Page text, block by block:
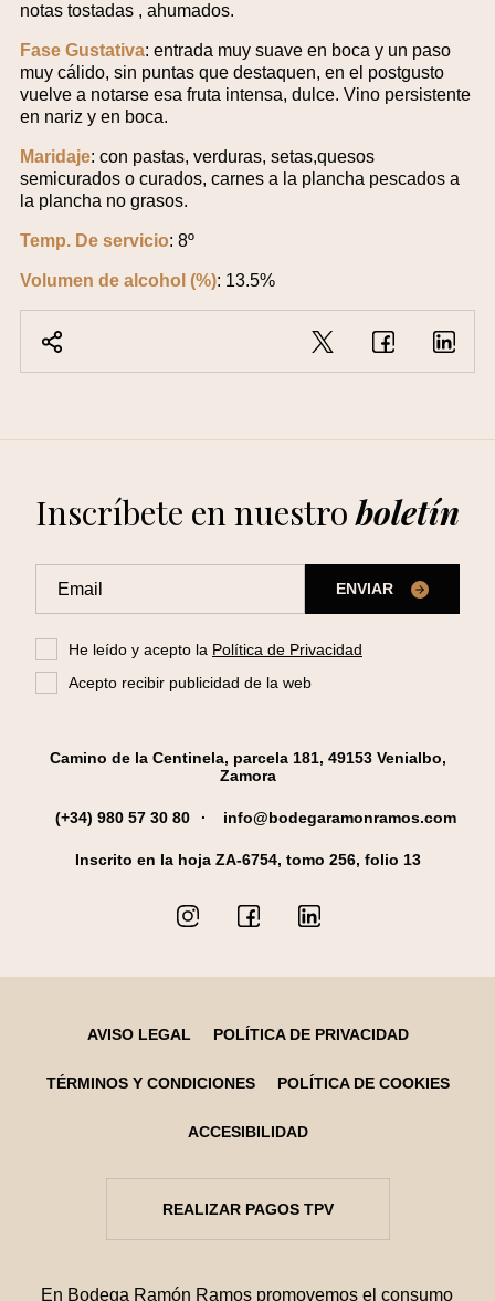
notas tostadas , ahumados.
Fase Gustativa: entrada muy suave en boca y un paso
muy cálido, sin puntas que destaquen, en el postgusto
vuelve a notarse esa fruta intensa, dulce. Vino persistente
en nariz y en boca.
Maridaje: con pastas, verduras, setas,quesos
semicurados o curados, carnes a la plancha pescados a
la plancha no grasos.
Temp. De servicio: 8º
Volumen de alcohol (%): 13.5%
Inscríbete en nuestroboletín
ENVIAR
He leído y acepto la Política de Privacidad
Acepto recibir publicidad de la web
Camino de la Centinela, parcela 181, 49153 Venialbo,
Zamora
(+34) 980 57 30 80 info@bodegaramonramos.com
Inscrito en la hoja ZA-6754, tomo 256, folio 13
AVISO LEGAL POLÍTICA DE PRIVACIDAD
TÉRMINOS Y CONDICIONES POLÍTICA DE COOKIES
ACCESIBILIDAD
REALIZAR PAGOS TPV
En Bodega Ramón Ramos promovemos el consumo